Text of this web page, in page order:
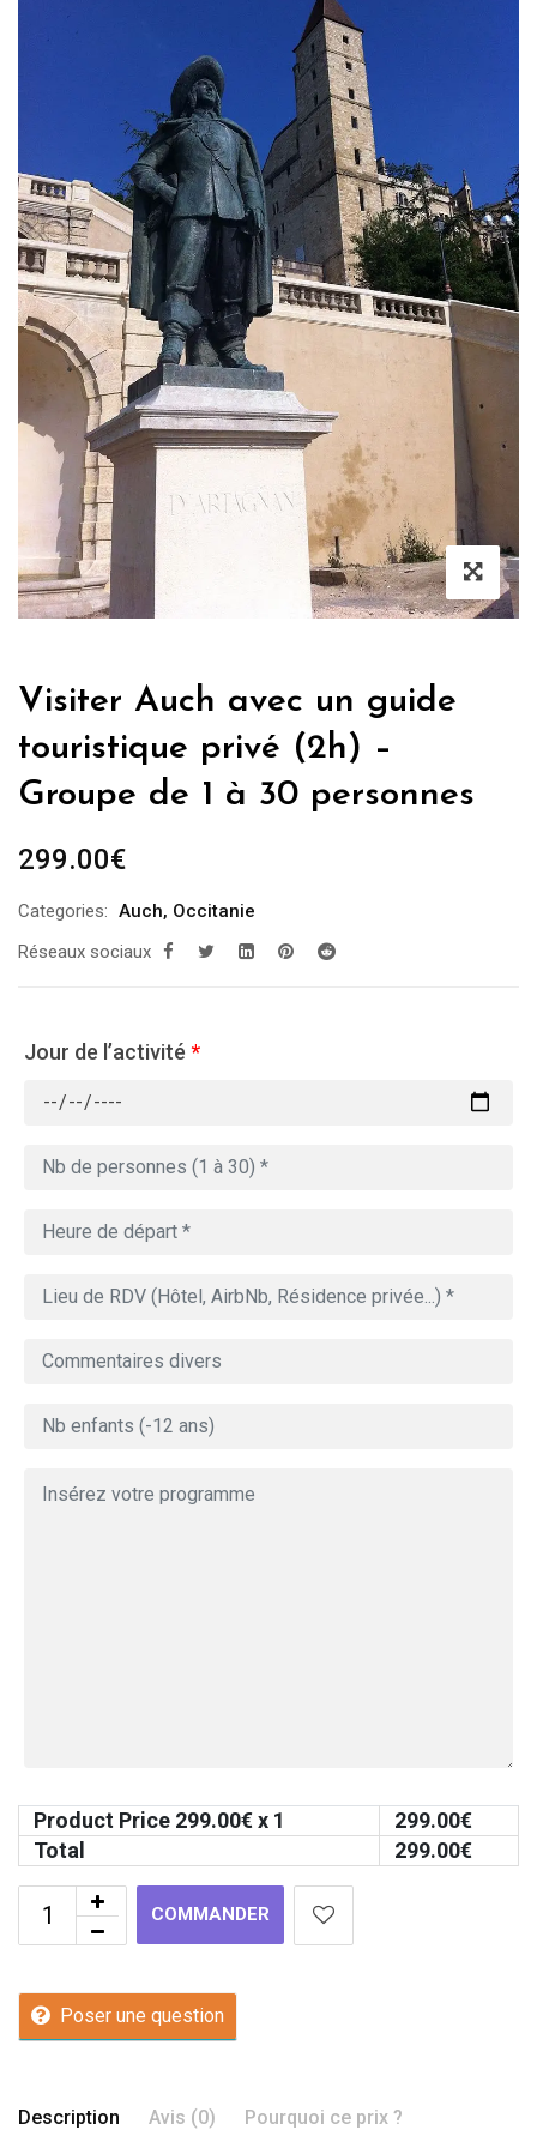
Visiter Auch avec un guide
touristique privé (2h) –
Groupe de 1 à 30 personnes
299.00€
Categories: Auch, Occitanie
Réseaux sociaux
Jour de l’activité *
Product Price 299.00€ x 1 299.00€
Total
299.00€
COMMANDER
Poser une question
Description Avis (0) Pourquoi ce prix ?